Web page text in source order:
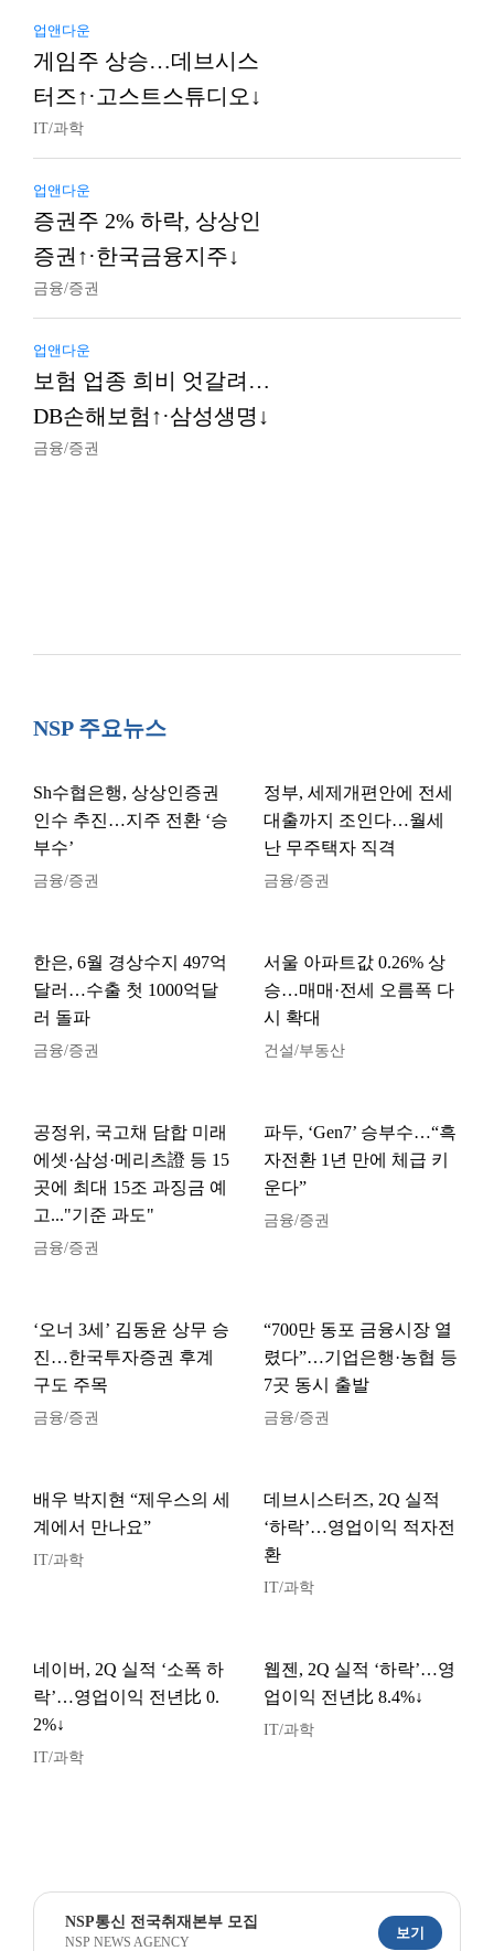
업앤다운
게임주 상승…데브시스
터즈↑·고스트스튜디오↓
IT/과학
업앤다운
증권주 2% 하락, 상상인
증권↑·한국금융지주↓
금융/증권
업앤다운
보험 업종 희비 엇갈려…
DB손해보험↑·삼성생명↓
금융/증권
NSP 주요뉴스
Sh수협은행, 상상인증권
인수 추진…지주 전환 ‘승
부수’
금융/증권
정부, 세제개편안에 전세
대출까지 조인다…월세
난 무주택자 직격
금융/증권
한은, 6월 경상수지 497억
달러…수출 첫 1000억달
러 돌파
금융/증권
서울 아파트값 0.26% 상
승…매매·전세 오름폭 다
시 확대
건설/부동산
공정위, 국고채 담합 미래
에셋·삼성·메리츠證 등 15
곳에 최대 15조 과징금 예
고..."기준 과도"
금융/증권
파두, ‘Gen7’ 승부수…“흑
자전환 1년 만에 체급 키
운다”
금융/증권
‘오너 3세’ 김동윤 상무 승
진…한국투자증권 후계
구도 주목
금융/증권
“700만 동포 금융시장 열
렸다”…기업은행·농협 등
7곳 동시 출발
금융/증권
배우 박지현 “제우스의 세
계에서 만나요”
IT/과학
데브시스터즈, 2Q 실적
‘하락’…영업이익 적자전
환
IT/과학
네이버, 2Q 실적 ‘소폭 하
락’…영업이익 전년比 0.
2%↓
IT/과학
웹젠, 2Q 실적 ‘하락’…영
업이익 전년比 8.4%↓
IT/과학
NSP통신 전국취재본부 모집
NSP NEWS AGENCY
보기